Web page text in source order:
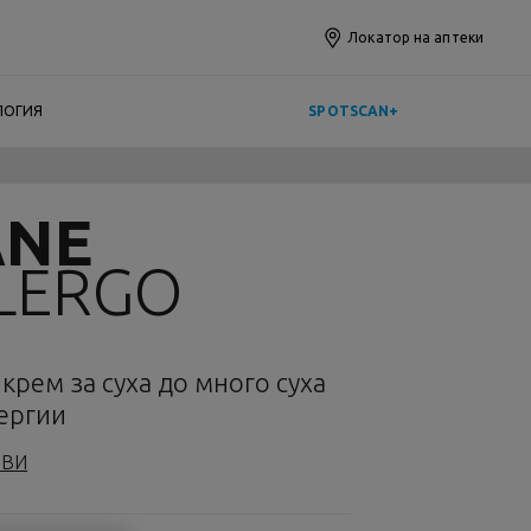
Локатор на аптеки
SPOTSCAN+
за суха до много суха